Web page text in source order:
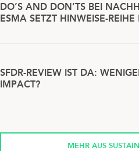
DO’S AND DON’TS BEI
ESMA SETZT HINWEISE-REIHE
SFDR-REVIEW IST DA:
IMPACT?
MEHR AUS